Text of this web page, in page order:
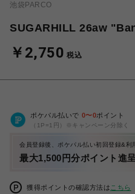
池袋PARCO
SUGARHILL 26aw
￥2,750 税込
ポケパル払いで 0〜0ポイント
（1P=1円）※キャンペーン分除く
会員登録後、ポケパル払い初回登録&利
最大1,500円分ポイント進呈
獲得ポイントの確認方法は こちら